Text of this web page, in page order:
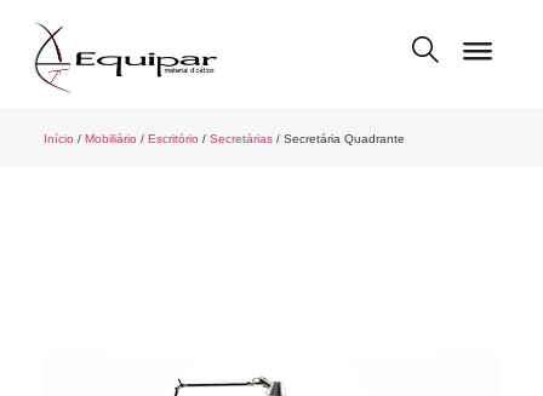
Início / Mobiliário / Escritório / Secretárias/ Secretária Quadrante